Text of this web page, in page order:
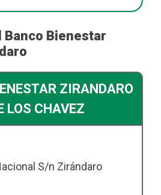
Bienestar
ZIRANDARO
LOS CHAVEZ
S/n Zirándaro